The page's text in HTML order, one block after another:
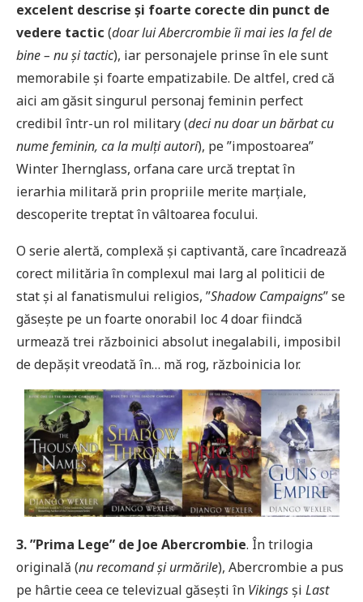
excelent descrise și foarte corecte din punct de
vedere tactic (doar lui Abercrombie îi mai ies la fel de
bine – nu și tactic), iar personajele prinse în ele sunt
memorabile și foarte empatizabile. De altfel, cred că
aici am găsit singurul personaj feminin perfect
credibil într-un rol military (deci nu doar un bărbat cu
nume feminin, ca la mulți autori), pe ”impostoarea”
Winter Ihernglass, orfana care urcă treptat în
ierarhia militară prin propriile merite marțiale,
descoperite treptat în vâltoarea focului.
O serie alertă, complexă și captivantă, care încadrează
corect milităria în complexul mai larg al politicii de
stat și al fanatismului religios, ”Shadow Campaigns” se
găsește pe un foarte onorabil loc 4 doar fiindcă
urmează trei războinici absolut inegalabili, imposibil
de depășit vreodată în… mă rog, războinicia lor.
3. ”Prima Lege” de Joe Abercrombie. În trilogia
originală (nu recomand și urmările), Abercrombie a pus
pe hârtie ceea ce televizual găsești în Vikingsși Last